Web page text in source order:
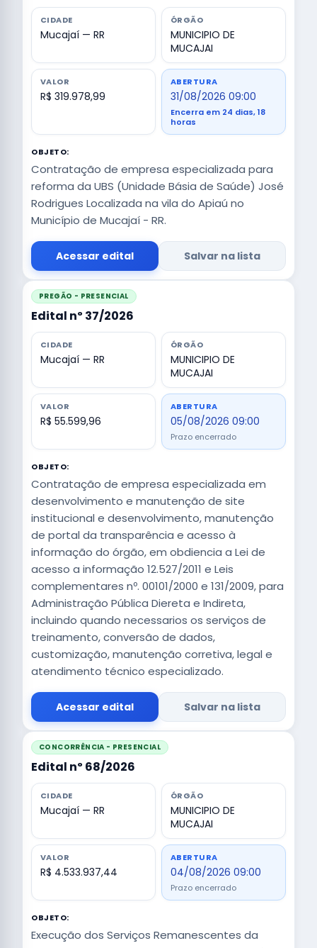
CIDADE
Mucajaí — RR
ÓRGÃO
MUNICIPIO DE
MUCAJAI
VALOR
R$ 319.978,99
ABERTURA
31/08/2026 09:00
Encerra em 24 dias, 18
horas
OBJETO:
Contratação de empresa especializada para
reforma da UBS (Unidade Básia de Saúde) José
Rodrigues Localizada na vila do Apiaú no
Município de Mucajaí - RR.
Acessar edital Salvar na lista
PREGÃO - PRESENCIAL
Edital nº 37/2026
CIDADE
Mucajaí — RR
ÓRGÃO
MUNICIPIO DE
MUCAJAI
VALOR
R$ 55.599,96
ABERTURA
05/08/2026 09:00
Prazo encerrado
OBJETO:
Contratação de empresa especializada em
desenvolvimento e manutenção de site
institucional e desenvolvimento, manutenção
de portal da transparência e acesso à
informação do órgão, em obdiencia a Lei de
acesso a informação 12.527/2011 e Leis
complementares nº. 00101/2000 e 131/2009, para
Administração Pública Diereta e Indireta,
incluindo quando necessarios os serviços de
treinamento, conversão de dados,
customização, manutenção corretiva, legal e
atendimento técnico especializado.
Acessar edital Salvar na lista
CONCORRÊNCIA - PRESENCIAL
Edital nº 68/2026
CIDADE
Mucajaí — RR
ÓRGÃO
MUNICIPIO DE
MUCAJAI
VALOR
R$ 4.533.937,44
ABERTURA
04/08/2026 09:00
Prazo encerrado
OBJETO:
Execução dos Serviços Remanescentes da